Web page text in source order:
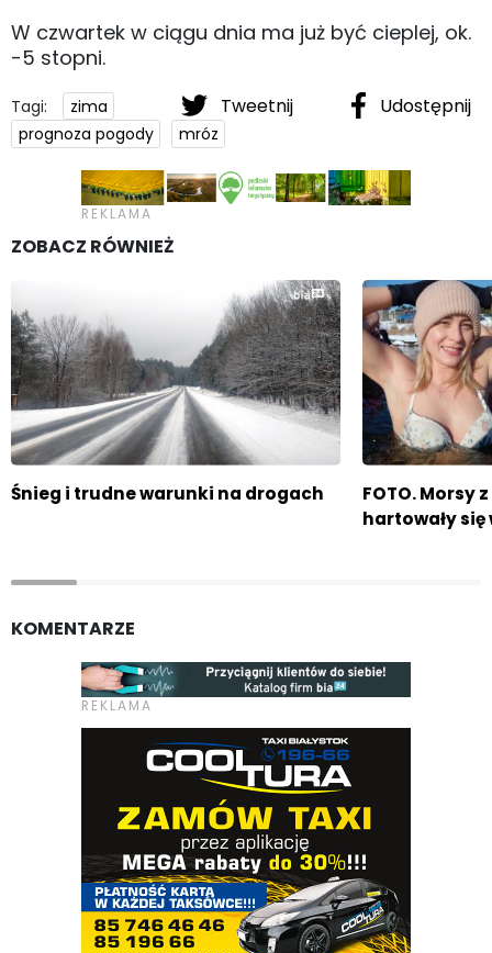
W czwartek w ciągu dnia ma już być cieplej, ok.
-5 stopni.
Tweetnij Udostępnij
Tagi:
zima
prognoza pogody
mróz
ZOBACZ RÓWNIEŻ
Śnieg i trudne warunki na drogach
FOTO. Morsy
hartowały się
KOMENTARZE